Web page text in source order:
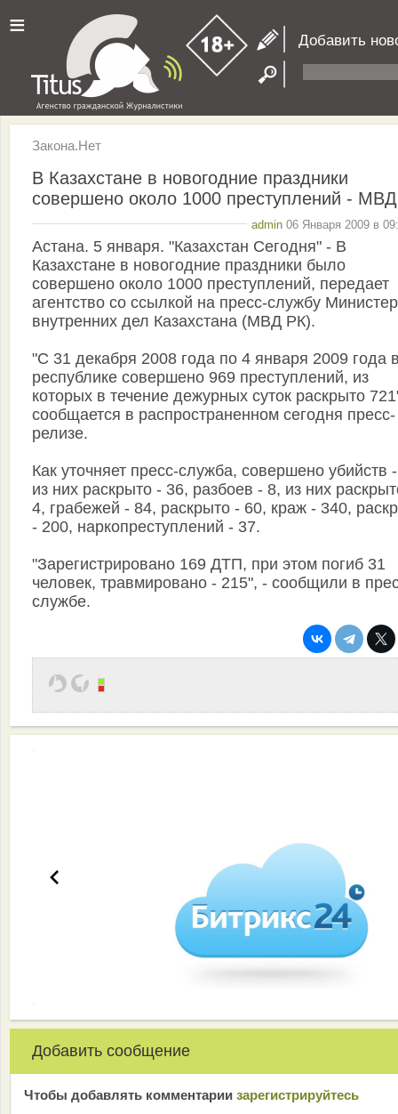
≡ Добавить
Закона.Нет
В Казахстане в новогодние праздники
совершено около 1000 преступлений -
admin 06 Января 2009 в
Астана. 5 января. "Казахстан Сегодня" - В
Казахстане в новогодние праздники было
совершено около 1000 преступлений, передает
агентство со ссылкой на пресс-службу
внутренних дел Казахстана (МВД РК).
"С 31 декабря 2008 года по 4 января 2009 года
республике совершено 969 преступлений, из
которых в течение дежурных суток раскрыто
сообщается в распространенном сегодня пресс-
релизе.
Как уточняет пресс-служба, совершено убийств
из них раскрыто - 36, разбоев - 8, из них
4, грабежей - 84, раскрыто - 60, краж - 340,
- 200, наркопреступлений - 37.
"Зарегистрировано 169 ДТП, при этом погиб 31
человек, травмировано - 215", - сообщили в
службе.
Добавить сообщение
Чтобы добавлять комментарии зарeгиcтрирyйтeсь